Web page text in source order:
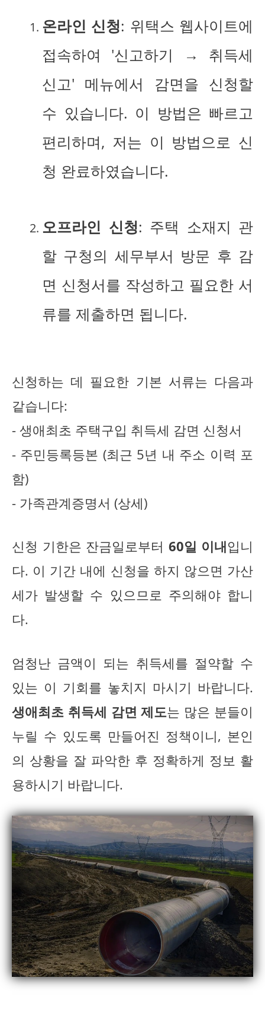
온라인 신청: 위택스 웹사이트에
접속하여 '신고하기 → 취득세
신고' 메뉴에서 감면을 신청할
수 있습니다. 이 방법은 빠르고
편리하며, 저는 이 방법으로 신
청 완료하였습니다.
오프라인 신청: 주택 소재지 관
할 구청의 세무부서 방문 후 감
면 신청서를 작성하고 필요한 서
류를 제출하면 됩니다.
신청하는 데 필요한 기본 서류는 다음과
같습니다:
- 생애최초 주택구입 취득세 감면 신청서
- 주민등록등본 (최근 5년 내 주소 이력 포
함)
- 가족관계증명서 (상세)
신청 기한은 잔금일로부터 60일 이내입니
다. 이 기간 내에 신청을 하지 않으면 가산
세가 발생할 수 있으므로 주의해야 합니
다.
엄청난 금액이 되는 취득세를 절약할 수
있는 이 기회를 놓치지 마시기 바랍니다.
생애최초 취득세 감면 제도는 많은 분들이
누릴 수 있도록 만들어진 정책이니, 본인
의 상황을 잘 파악한 후 정확하게 정보 활
용하시기 바랍니다.